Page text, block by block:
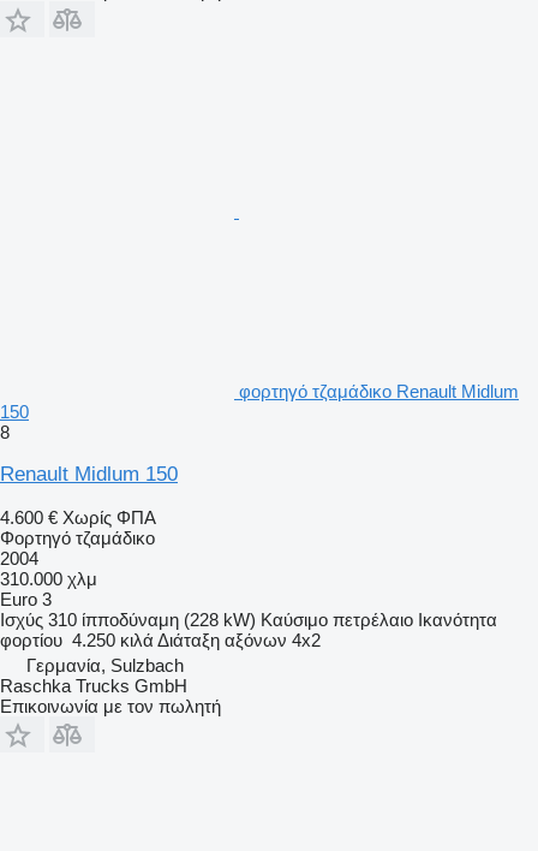
φορτηγό τζαμάδικο Renault Midlum
150
8
Renault Midlum 150
4.600 € Χωρίς ΦΠΑ
Φορτηγό τζαμάδικο
2004
310.000 χλμ
Euro 3
Ισχύς 310 ίπποδύναμη (228 kW) Καύσιμο πετρέλαιο Ικανότητα
φορτίου 4.250 κιλά Διάταξη αξόνων 4x2
Γερμανία, Sulzbach
Raschka Trucks GmbH
Επικοινωνία με τον πωλητή